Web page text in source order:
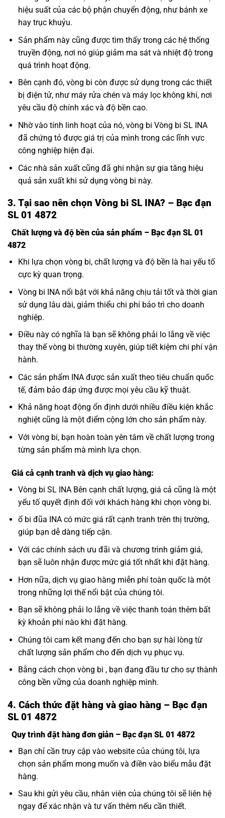
hiệu suất của các bộ phận chuyển động, như bánh xe
hay trục khuỷu.
Sản phẩm này cũng được tìm thấy trong các hệ thống
truyền động, nơi nó giúp giảm ma sát và nhiệt độ trong
quá trình hoạt động.
Bên cạnh đó, vòng bi còn được sử dụng trong các thiết
bị điện tử, như máy rửa chén và máy lọc không khí, nơi
yêu cầu độ chính xác và độ bền cao.
Nhờ vào tính linh hoạt của nó, vòng bi Vòng bi SL INA
đã chứng tỏ được giá trị của mình trong các lĩnh vực
công nghiệp hiện đại.
Các nhà sản xuất cũng đã ghi nhận sự gia tăng hiệu
quả sản xuất khi sử dụng vòng bi này.
3. Tại sao nên chọn Vòng bi SL INA? – Bạc đạn
SL 01 4872
Chất lượng và độ bền của sản phẩm – Bạc đạn SL 01
4872
Khi lựa chọn vòng bi, chất lượng và độ bền là hai yếu tố
cực kỳ quan trọng.
Vòng bi INA nổi bật với khả năng chịu tải tốt và thời gian
sử dụng lâu dài, giảm thiểu chi phí bảo trì cho doanh
nghiệp.
Điều này có nghĩa là bạn sẽ không phải lo lắng về việc
thay thế vòng bi thường xuyên, giúp tiết kiệm chi phí vận
hành.
Các sản phẩm INA được sản xuất theo tiêu chuẩn quốc
tế, đảm bảo đáp ứng được mọi yêu cầu kỹ thuật.
Khả năng hoạt động ổn định dưới nhiều điều kiện khắc
nghiệt cũng là một điểm cộng lớn cho sản phẩm này.
Với vòng bi, bạn hoàn toàn yên tâm về chất lượng trong
từng sản phẩm mà mình lựa chọn.
Giá cả cạnh tranh và dịch vụ giao hàng:
Vòng bi SL INA Bên cạnh chất lượng, giá cả cũng là một
yếu tố quyết định đối với khách hàng khi chọn vòng bi.
ổ bi đũa INA có mức giá rất cạnh tranh trên thị trường,
giúp bạn dễ dàng tiếp cận.
Với các chính sách ưu đãi và chương trình giảm giá,
bạn sẽ luôn nhận được mức giá tốt nhất khi đặt hàng.
Hơn nữa, dịch vụ giao hàng miễn phí toàn quốc là một
trong những lợi thế nổi bật của chúng tôi.
Bạn sẽ không phải lo lắng về việc thanh toán thêm bất
kỳ khoản phí nào khi đặt hàng.
Chúng tôi cam kết mang đến cho bạn sự hài lòng từ
chất lượng sản phẩm cho đến dịch vụ phục vụ.
Bằng cách chọn vòng bi , bạn đang đầu tư cho sự thành
công bền vững của doanh nghiệp mình.
4. Cách thức đặt hàng và giao hàng – Bạc đạn
SL 01 4872
Quy trình đặt hàng đơn giản – Bạc đạn SL 01 4872
Bạn chỉ cần truy cập vào website của chúng tôi, lựa
chọn sản phẩm mong muốn và điền vào biểu mẫu đặt
hàng.
Sau khi gửi yêu cầu, nhân viên của chúng tôi sẽ liên hệ
ngay để xác nhận và tư vấn thêm nếu cần thiết.